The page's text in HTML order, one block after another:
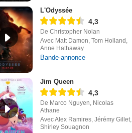
L'Odyssée
4,3
De Christopher Nolan
Avec Matt Damon, Tom Holland,
Anne Hathaway
Bande-annonce
Jim Queen
4,3
De Marco Nguyen, Nicolas
Athane
Avec Alex Ramires, Jérémy Gillet,
Shirley Souagnon